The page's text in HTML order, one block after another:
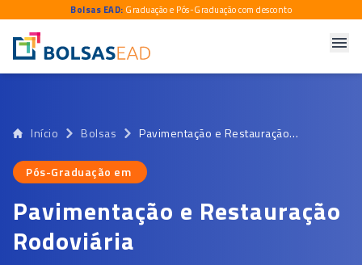
Bolsas EAD: Graduação e Pós-Graduação com desconto
Início Bolsas Pavimentação e Restauração Rodoviária
Pós-Graduação em
Pós-Graduação em
Pavimentação e Restauração
Rodoviária